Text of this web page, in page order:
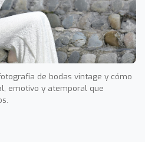
de bodas vintage y cómo
emotivo y atemporal que